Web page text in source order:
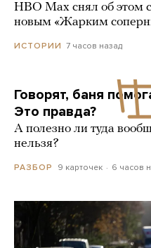
HBO Max снял об этом
новым «Жарким
ИСТОРИИ 7 часов назад
Говорят, баня
Это правда?
А полезно ли туда
нельзя?
РАЗБОР 9 карточек 6 часов